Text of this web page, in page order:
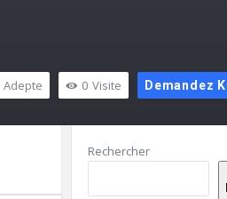
Demandez
0 Visite
Adepte
Barre
Rechercher